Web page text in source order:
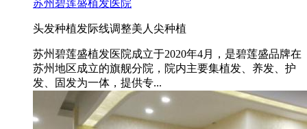
苏州碧莲盛植发医院
头发种植发际线调整美人尖种植
苏州碧莲盛植发医院成立于2020年4月，是碧莲盛品牌在
苏州地区成立的旗舰分院，院内主要集植发、养发、护
发、固发为一体，提供专...